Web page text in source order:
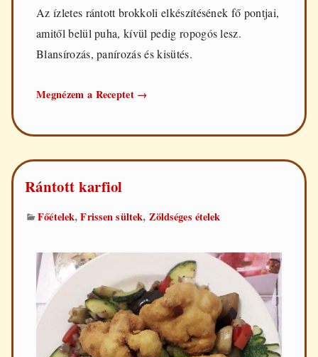
Az ízletes rántott brokkoli elkészítésének fő pontjai,
amitől belül puha, kívül pedig ropogós lesz.
Blansírozás, panírozás és kisütés.
Megnézem a Receptet Rántott
→
Rántott karfiol
Főételek,Frissen sültek, Zöldséges ételek